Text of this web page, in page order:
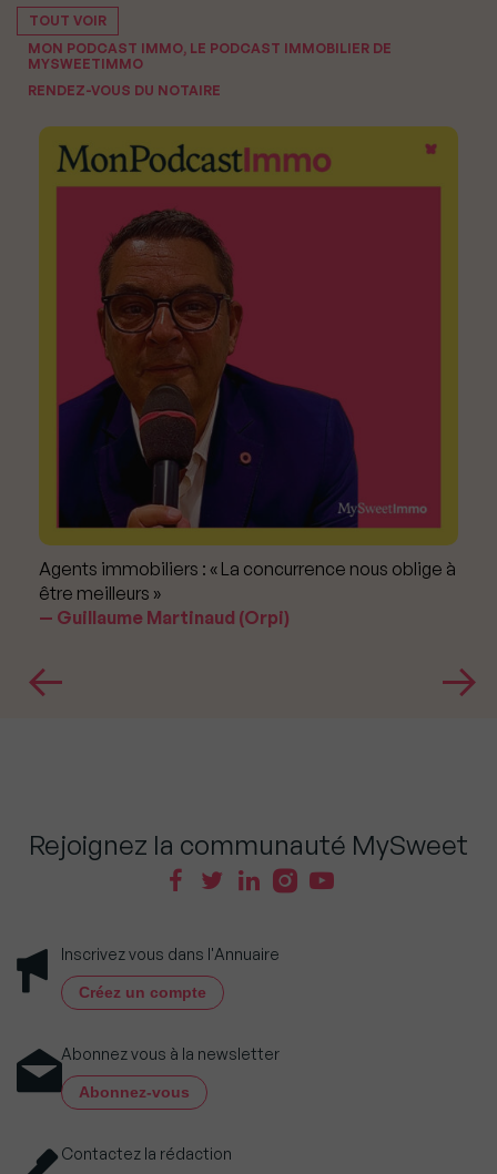
TOUT VOIR
MON PODCAST IMMO, LE PODCAST IMMOBILIER DE
MYSWEETIMMO
RENDEZ-VOUS DU NOTAIRE
Agents immobiliers : « La concurrence nous oblige à
être meilleurs »
Guillaume Martinaud (Orpi)
Rejoignez la communauté MySweet
Inscrivez vous dans l'Annuaire
Créez un compte
Abonnez vous à la newsletter
Abonnez-vous
Contactez la rédaction